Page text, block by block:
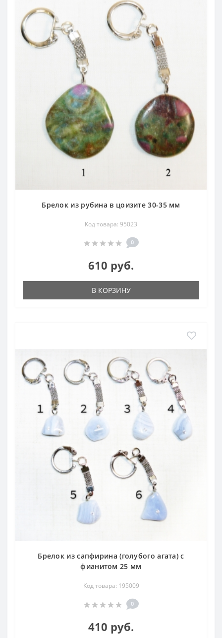
Брелок из рубина в цоизите 30-35 мм
Код товара: 95023
0
610 руб.
В КОРЗИНУ
Брелок из сапфирина (голубого агата) с
фианитом 25 мм
Код товара: 195009
0
410 руб.